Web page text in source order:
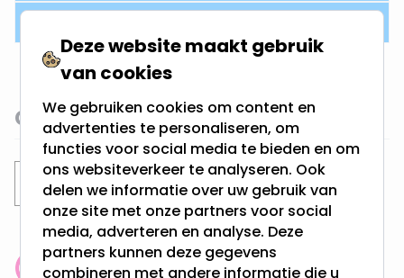
Gerelateerde categorieën
Inbouwspots Philips Hue inbouwspots
Deze website maakt gebruik
van cookies
We gebruiken cookies om content en
advertenties te personaliseren, om
functies voor social media te bieden en om
ons websiteverkeer te analyseren. Ook
delen we informatie over uw gebruik van
onze site met onze partners voor social
media, adverteren en analyse. Deze
partners kunnen deze gegevens
combineren met andere informatie die u